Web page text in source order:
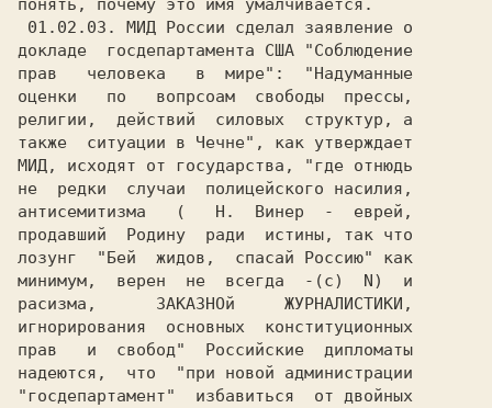
докладе  госдепартамента США "Соблюдение
прав   человека   в  мире":  "Надуманные
оценки   по   вопрсоам  свободы  прессы,
религии,  действий  силовых  структур, а
также  ситуации в Чечне", как утверждает
МИД, исходят от государства, "где отнюдь
не  редки  случаи  полицейского насилия,
антисемитизма   (   Н.  Винер  -  еврей,
продавший  Родину  ради  истины, так что
лозунг  "Бей  жидов,  спасай Россию" как
минимум,  верен  не  всегда  -(c)  N)  и
расизма,      ЗАКАЗНОй     ЖУРНАЛИСТИКИ,
игнорирования  основных  конституционных
прав   и  свобод"  Российские  дипломаты
надеются,  что  "при новой администрации
"госдепартамент"  избавиться  от двойных